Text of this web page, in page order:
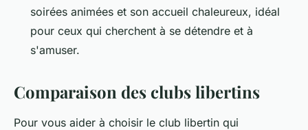
soirées animées et son accueil chaleureux, idéal
pour ceux qui cherchent à se détendre et à
s'amuser.
Comparaison des clubs libertins
Pour vous aider à choisir le club libertin qui